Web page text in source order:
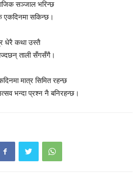
सञ्जाल भरिन्छ
एकदिनमा सकिन्छ।
धेरै कथा उस्तै
ताली सँगसँगै।
मात्र सिमित रहन्छ
भन्दा प्रश्न नै बनिरहन्छ।